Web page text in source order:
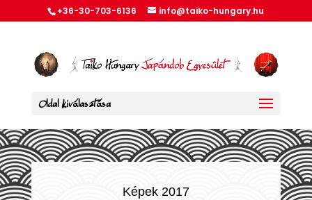
+36-30-703-6136 info@taiko-hungary.hu
Oldal kiválasztása
Képek 2017